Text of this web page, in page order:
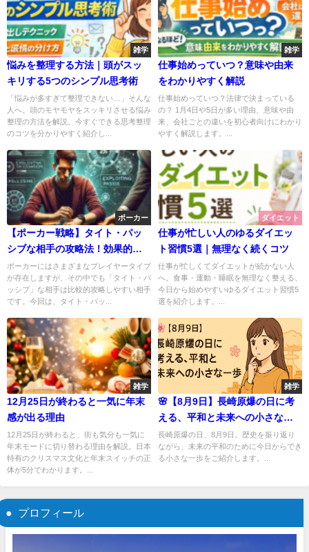
雑学
悩みを整理する方法｜頭がスッ
キリする5つのシンプル思考術
「悩みが多すぎて整理できない…」そんな
人へ。頭のモヤモヤをスッキリさせる悩み
整理の方法を解説。今すぐできる思考整理
のコツを分かりやすく紹介し...
雑学
仕事始めっていつ？意味や由来
をわかりやすく解説
仕事始めっていつ？法律で決まっている
の？ 1月4日や5日が多い理由、意味や由
来、会社ごとの違いを初心者向けにわかり
やすく解説します。...
ポーカー
【ポーカー戦略】タイト・パッ
シブな相手の攻略法！効果的な
攻め方を解説🎯
ポーカーにはさまざまなプレイヤータイプ
が存在しますが、その中でも「タイト・パ
ッシブ」な相手は比較的攻略しやすい相手
です。今回は、タイト・パッ...
ダイエット
仕事が忙しい人のゆるダイエッ
ト習慣5選｜無理なく続くコツ
仕事が忙しくてダイエットが続かない人
へ。食事・運動・睡眠を無理なく整える、
今日から始めやすいゆるダイエット習慣5
選を紹介します。...
雑学
12月25日が終わると一気に年末
感が出る理由
12月25日が終わると、街も気分も一気に
年末モードに切り替わる理由を解説。日本
特有のクリスマス文化と年末スイッチの正
体が5分でわかります。...
雑学
🌸【8月9日】長崎原爆の日に考
える、平和と未来への小さな一
歩
長崎原爆の日、8月9日。歴史を振り返り
ながら、未来の平和のために今日からでき
る小さな一歩をご紹介します。...
プロフィール